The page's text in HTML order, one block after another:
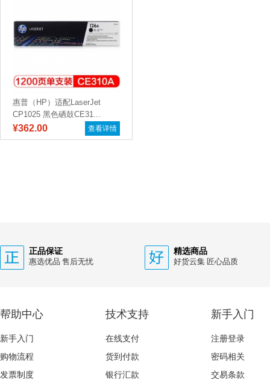
惠普（HP）适配LaserJet
CP1025 黑色硒鼓CE31...
¥362.00 查看详情
正品保证
惠选优品 售后无忧
精选商品
好货云集 匠心品质
帮助中心
新手入门
购物流程
发票制度
技术支持
在线支付
货到付款
银行汇款
新手入门
注册登录
密码相关
交易条款